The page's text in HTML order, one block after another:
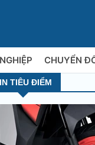
CHUYỂN
TIÊU ĐIỂM